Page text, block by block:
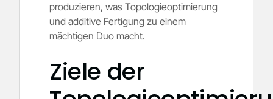
produzieren, was Topologieoptimierung
und additive Fertigung zu einem
mächtigen Duo macht.
Ziele der